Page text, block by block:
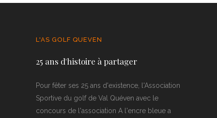
L'AS GOLF QUEVEN
25 ans d'histoire à partager
Pour fêter ses 25 ans d'existence, l'Association
Sportive du golf de Val Quéven avec le
concours de l'association A l'encre bleue a